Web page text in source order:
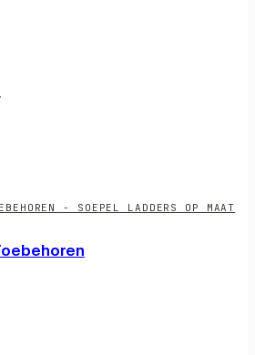
- SOEPEL LADDERS OP MAAT